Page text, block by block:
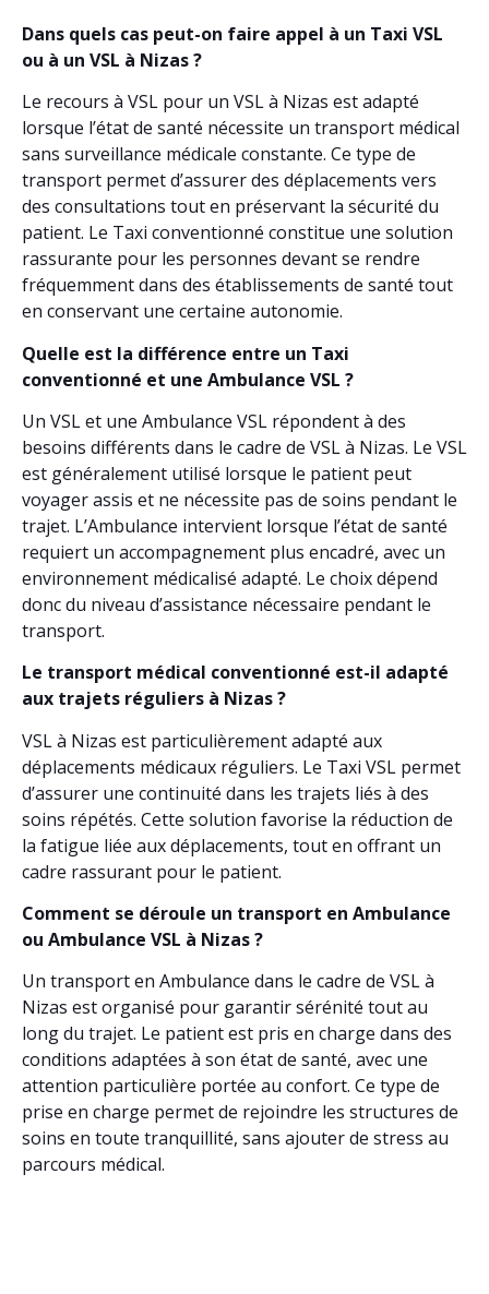
Dans quels cas peut-on faire appel à un Taxi VSL
ou à un VSL à Nizas ?
Le recours à VSL pour un VSL à Nizas est adapté
lorsque l’état de santé nécessite un transport médical
sans surveillance médicale constante. Ce type de
transport permet d’assurer des déplacements vers
des consultations tout en préservant la sécurité du
patient. Le Taxi conventionné constitue une solution
rassurante pour les personnes devant se rendre
fréquemment dans des établissements de santé tout
en conservant une certaine autonomie.
Quelle est la différence entre un Taxi
conventionné et une Ambulance VSL ?
Un VSL et une Ambulance VSL répondent à des
besoins différents dans le cadre de VSL à Nizas. Le VSL
est généralement utilisé lorsque le patient peut
voyager assis et ne nécessite pas de soins pendant le
trajet. L’Ambulance intervient lorsque l’état de santé
requiert un accompagnement plus encadré, avec un
environnement médicalisé adapté. Le choix dépend
donc du niveau d’assistance nécessaire pendant le
transport.
Le transport médical conventionné est-il adapté
aux trajets réguliers à Nizas ?
VSL à Nizas est particulièrement adapté aux
déplacements médicaux réguliers. Le Taxi VSL permet
d’assurer une continuité dans les trajets liés à des
soins répétés. Cette solution favorise la réduction de
la fatigue liée aux déplacements, tout en offrant un
cadre rassurant pour le patient.
Comment se déroule un transport en Ambulance
ou Ambulance VSL à Nizas ?
Un transport en Ambulance dans le cadre de VSL à
Nizas est organisé pour garantir sérénité tout au
long du trajet. Le patient est pris en charge dans des
conditions adaptées à son état de santé, avec une
attention particulière portée au confort. Ce type de
prise en charge permet de rejoindre les structures de
soins en toute tranquillité, sans ajouter de stress au
parcours médical.